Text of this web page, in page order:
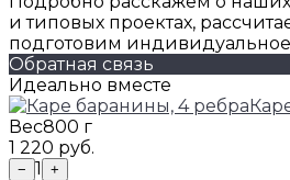
и типовых проектах,
подготовим
Обратная связь
Идеально вместе
Вес800 г
1 220 руб.
− 1 +